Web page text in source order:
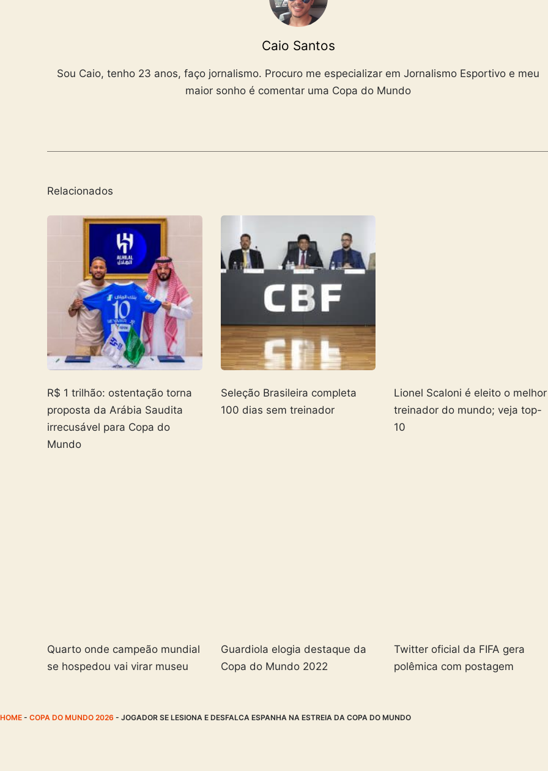
Caio Santos
Sou Caio, tenho 23 anos, faço jornalismo. Procuro me especializar em Jornalismo Esportivo e meu
maior sonho é comentar uma Copa do Mundo
Relacionados
R$ 1 trilhão: ostentação torna
proposta da Arábia Saudita
irrecusável para Copa do
Mundo
Seleção Brasileira completa
100 dias sem treinador
Lionel Scaloni é eleito o melhor
treinador do mundo; veja top-
10
Quarto onde campeão mundial
se hospedou vai virar museu
Guardiola elogia destaque da
Copa do Mundo 2022
Twitter oficial da FIFA gera
polêmica com postagem
HOME - COPA DO MUNDO 2026 - JOGADOR SE LESIONA E DESFALCA ESPANHA NA ESTREIA DA COPA DO MUNDO